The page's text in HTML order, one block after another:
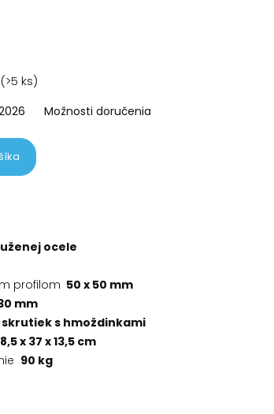
(>5 ks)
Možnosti doručenia
ocele
profilom 50 x 50 mm
mm
skrutiek s hmoždinkami
x 37 x 13,5 cm
90 kg